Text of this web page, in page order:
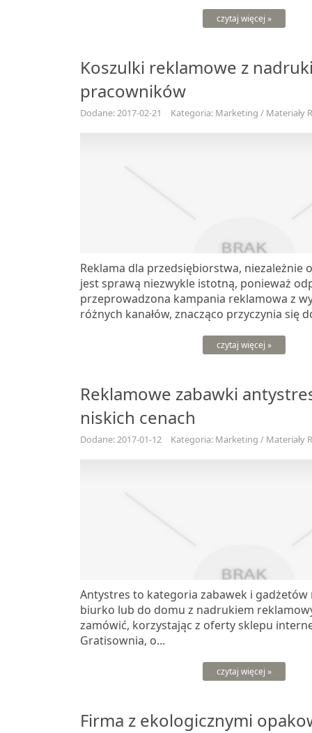
czytaj więcej »
Koszulki reklamowe z
pracowników
Dodane: 2017-02-21 Kategoria: Marketing / Materiały
Reklama dla przedsiębiorstwa, niezależnie
jest sprawą niezwykle istotną, ponieważ
przeprowadzona kampania reklamowa z
różnych kanałów, znacząco przyczynia się
czytaj więcej »
Reklamowe zabawki
niskich cenach
Dodane: 2017-01-12 Kategoria: Marketing / Materiały
Antystres to kategoria zabawek i
biurko lub do domu z nadrukiem
zamówić, korzystając z oferty sklepu
Gratisownia, o...
czytaj więcej »
Firma z ekologicznymi